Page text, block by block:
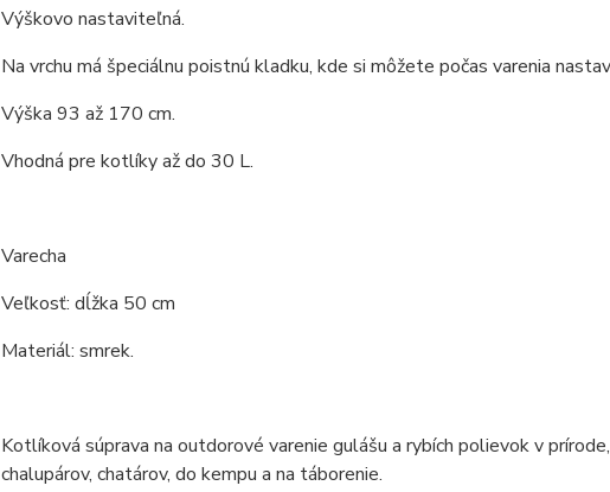
Výškovo nastaviteľná.
Na vrchu má špeciálnu poistnú kladku, kde si môžete počas varenia
Výška 93 až 170 cm.
Vhodná pre kotlíky až do 30 L.
Varecha
Veľkosť: dĺžka 50 cm
Materiál: smrek.
Kotlíková súprava na outdorové varenie gulášu a rybích polievok v
chalupárov, chatárov, do kempu a na táborenie.